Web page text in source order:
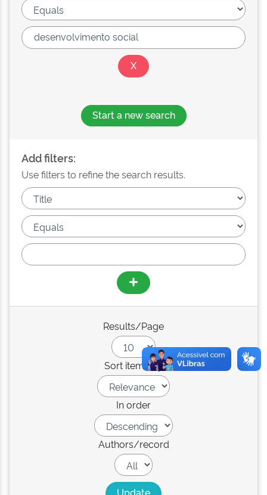
Start a new search
Add filters:
Use filters to refine the search results.
Results/Page
Sort items by
In order
Authors/record